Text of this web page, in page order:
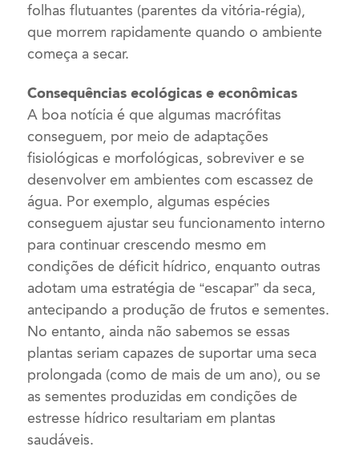
folhas flutuantes (parentes da vitória-régia),
que morrem rapidamente quando o ambiente
começa a secar.
Consequências ecológicas e econômicas
A boa notícia é que algumas macrófitas
conseguem, por meio de adaptações
fisiológicas e morfológicas, sobreviver e se
desenvolver em ambientes com escassez de
água. Por exemplo, algumas espécies
conseguem ajustar seu funcionamento interno
para continuar crescendo mesmo em
condições de déficit hídrico, enquanto outras
adotam uma estratégia de “escapar” da seca,
antecipando a produção de frutos e sementes.
No entanto, ainda não sabemos se essas
plantas seriam capazes de suportar uma seca
prolongada (como de mais de um ano), ou se
as sementes produzidas em condições de
estresse hídrico resultariam em plantas
saudáveis.